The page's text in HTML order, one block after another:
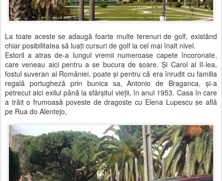
La toate aceste se adaugă foarte multe terenuri de golf, existând
chiar posibilitatea să luaţi cursuri de golf la cel mai înalt nivel.
Estoril a atras de-a lungul vremii numeroase capete încoronate,
care veneau aici pentru a se bucura de soare. Şi Carol al II-lea,
fostul suveran al României, poate şi pentru că era înrudit cu familia
regală portugheză prin bunica sa, Antonio de Braganca, şi-a
petrecut aici exilul până la sfârşitul vieţii, în anul 1953. Casa în care
a trăit o frumoasă poveste de dragoste cu Elena Lupescu se află
pe Rua do Alentejo,